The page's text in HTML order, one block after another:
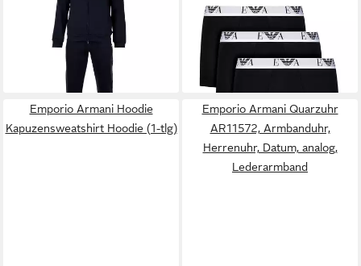
Trainingsanzug Baumwolle
BASIC TERRY
199,95 €
lieferbar - in 2-3 Werktagen bei dir
PACK TRUNK (3-St)
48,95 €
lieferbar - in 3-4 Werktagen bei dir
+3
Emporio Armani Hoodie
Kapuzensweatshirt Hoodie (1-tlg)
Emporio Armani Quarzuhr
AR11572, Armbanduhr,
Herrenuhr, Datum, analog,
Lederarmband